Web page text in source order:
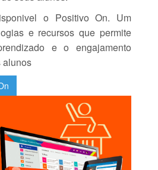
o Positivo On. Um
e recursos que permite
e o engajamento
alunos